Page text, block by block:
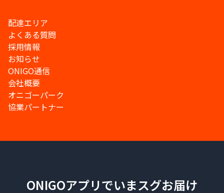
配達エリア
よくある質問
採用情報
お知らせ
ONIGO通信
会社概要
オニゴーパーク
協業パートナー
ONIGOアプリでいまスグお届け